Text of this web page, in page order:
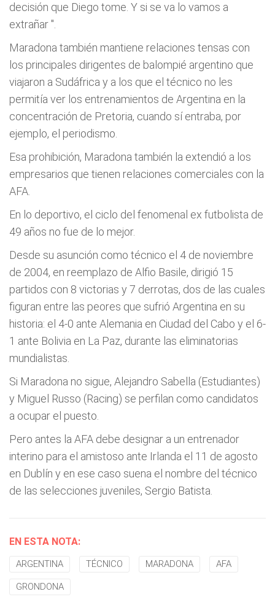
decisión que Diego tome. Y si se va lo vamos a
extrañar ".
Maradona también mantiene relaciones tensas con
los principales dirigentes de balompié argentino que
viajaron a Sudáfrica y a los que el técnico no les
permitía ver los entrenamientos de Argentina en la
concentración de Pretoria, cuando sí entraba, por
ejemplo, el periodismo.
Esa prohibición, Maradona también la extendió a los
empresarios que tienen relaciones comerciales con la
AFA.
En lo deportivo, el ciclo del fenomenal ex futbolista de
49 años no fue de lo mejor.
Desde su asunción como técnico el 4 de noviembre
de 2004, en reemplazo de Alfio Basile, dirigió 15
partidos con 8 victorias y 7 derrotas, dos de las cuales
figuran entre las peores que sufrió Argentina en su
historia: el 4-0 ante Alemania en Ciudad del Cabo y el 6-
1 ante Bolivia en La Paz, durante las eliminatorias
mundialistas.
Si Maradona no sigue, Alejandro Sabella (Estudiantes)
y Miguel Russo (Racing) se perfilan como candidatos
a ocupar el puesto.
Pero antes la AFA debe designar a un entrenador
interino para el amistoso ante Irlanda el 11 de agosto
en Dublín y en ese caso suena el nombre del técnico
de las selecciones juveniles, Sergio Batista.
EN ESTA NOTA:
ARGENTINA TÉCNICO MARADONA AFA
GRONDONA